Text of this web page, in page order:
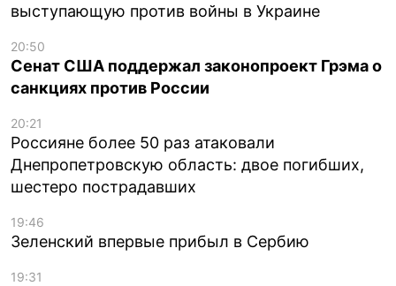
выступающую против войны в Украине
20:50
Сенат США поддержал законопроект Грэма о
санкциях против России
20:21
Россияне более 50 раз атаковали
Днепропетровскую область: двое погибших,
шестеро пострадавших
19:46
Зеленский впервые прибыл в Сербию
19:31